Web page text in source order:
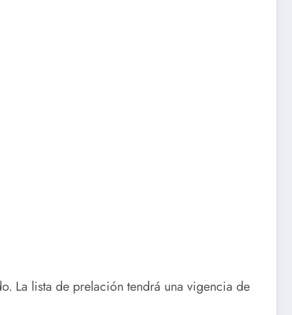
La lista de prelación tendrá una vigencia de